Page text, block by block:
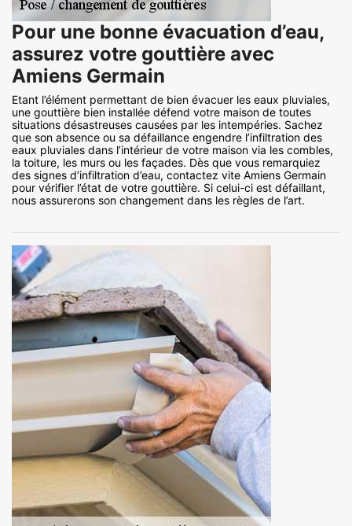
Pour une bonne évacuation d’eau,
assurez votre gouttière avec
Amiens Germain
Etant l’élément permettant de bien évacuer les eaux pluviales,
une gouttière bien installée défend votre maison de toutes
situations désastreuses causées par les intempéries. Sachez
que son absence ou sa défaillance engendre l’infiltration des
eaux pluviales dans l’intérieur de votre maison via les combles,
la toiture, les murs ou les façades. Dès que vous remarquiez
des signes d’infiltration d’eau, contactez vite Amiens Germain
pour vérifier l’état de votre gouttière. Si celui-ci est défaillant,
nous assurerons son changement dans les règles de l’art.